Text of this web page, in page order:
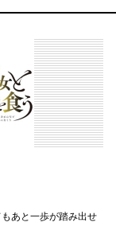
あと一歩が踏み出せ